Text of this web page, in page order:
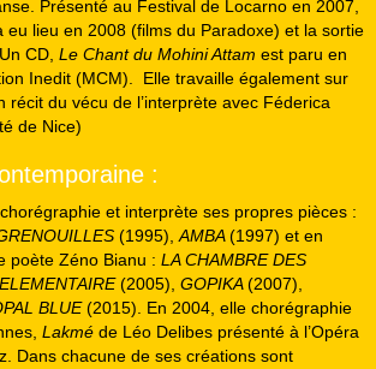
Présenté au Festival de Locarno en 2007,
eu lieu en 2008 (films du Paradoxe) et la sortie
CD, Le Chant du Mohini Attam est paru en
Inedit (MCM).
Elle travaille également sur
récit du vécu de l’interprète avec Féderica
de Nice)
:
et interprète ses propres pièces :
(1995),AMBA(1997) et en
poète Zéno Bianu : LA CHAMBRE DES
ELEMENTAIRE(2005), GOPIKA(2007),
BLUE(2015). En 2004, elle chorégraphie
Lakmé de Léo Delibes présenté à l’Opéra
Dans chacune de ses créations sont